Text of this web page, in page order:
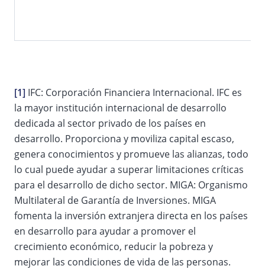
[1] IFC: Corporación Financiera Internacional. IFC es
la mayor institución internacional de desarrollo
dedicada al sector privado de los países en
desarrollo. Proporciona y moviliza capital escaso,
genera conocimientos y promueve las alianzas, todo
lo cual puede ayudar a superar limitaciones críticas
para el desarrollo de dicho sector. MIGA: Organismo
Multilateral de Garantía de Inversiones. MIGA
fomenta la inversión extranjera directa en los países
en desarrollo para ayudar a promover el
crecimiento económico, reducir la pobreza y
mejorar las condiciones de vida de las personas.